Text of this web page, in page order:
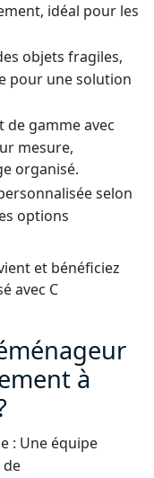
idéal pour les
objets fragiles,
pour une solution
de gamme avec
mesure,
organisé.
selon
options
et bénéficiez
avec C
à
: Une équipe